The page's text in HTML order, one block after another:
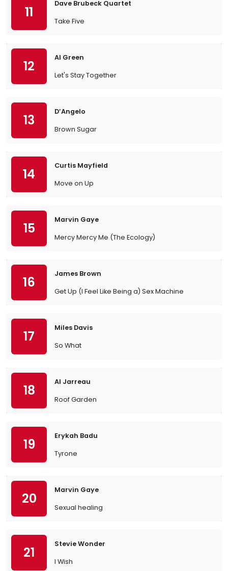
11
Dave Brubeck Quartet
Take Five
12
Al Green
Let's Stay Together
13
D’Angelo
Brown Sugar
14
Curtis Mayfield
Move on Up
15
Marvin Gaye
Mercy Mercy Me (The Ecology)
16
James Brown
Get Up (I Feel Like Being a) Sex Machine
17
Miles Davis
So What
18
Al Jarreau
Roof Garden
19
Erykah Badu
Tyrone
20
Marvin Gaye
Sexual healing
21
Stevie Wonder
I Wish